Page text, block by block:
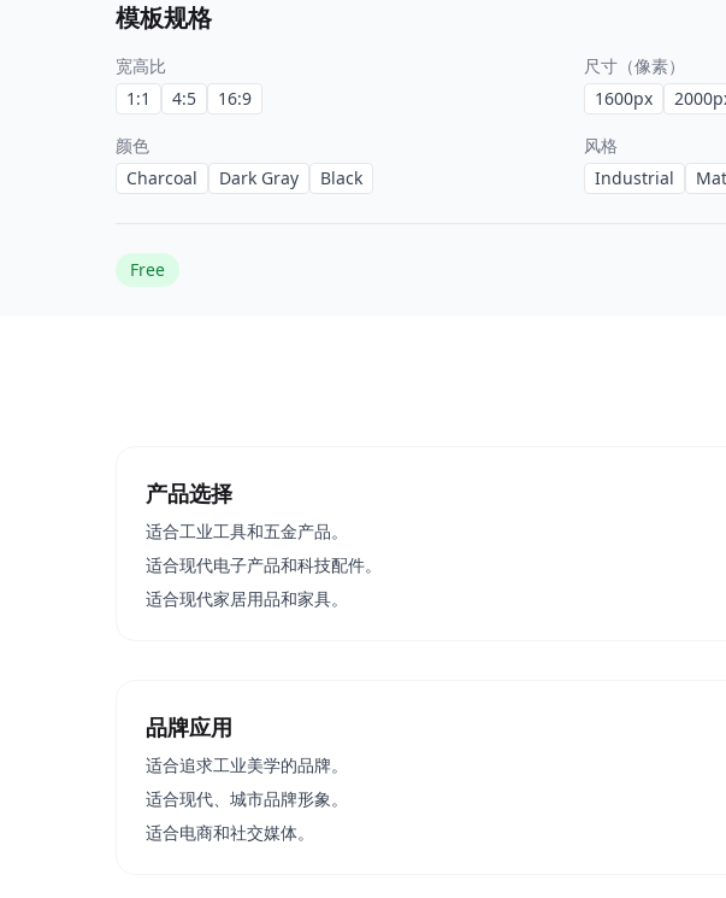
模板规格
宽高比
1:1
4:5 16:9
尺寸（像素）
1600px 2000
颜色
Charcoal
Dark Gray Black
风格
Industrial
Free
产品选择
适合工业工具和五金产品。
适合现代电子产品和科技配件。
适合现代家居用品和家具。
品牌应用
适合追求工业美学的品牌。
适合现代、城市品牌形象。
适合电商和社交媒体。